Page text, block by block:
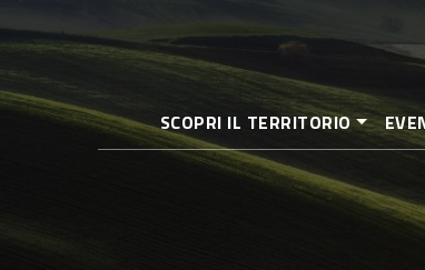
au
principal
SCOPRI IL TERRITORIO